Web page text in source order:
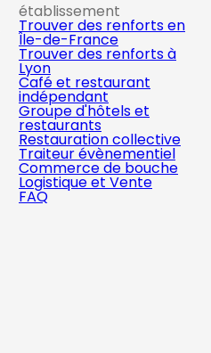
établissement
Trouver des renforts en
Île-de-France
Trouver des renforts à
Lyon
Café et restaurant
indépendant
Groupe d'hôtels et
restaurants
Restauration collective
Traiteur évènementiel
Commerce de bouche
Logistique et Vente
FAQ